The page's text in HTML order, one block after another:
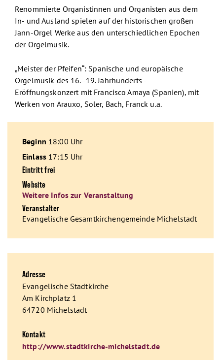
Renommierte Organistinnen und Organisten aus dem
In- und Ausland spielen auf der historischen großen
Jann-Orgel Werke aus den unterschiedlichen Epochen
der Orgelmusik.
„Meister der Pfeifen“: Spanische und europäische
Orgelmusik des 16.–19. Jahrhunderts -
Eröffnungskonzert mit Francisco Amaya (Spanien), mit
Werken von Arauxo, Soler, Bach, Franck u.a.
Beginn 18:00 Uhr
Einlass17:15 Uhr
Eintritt frei
Website
Weitere Infos zur Veranstaltung
Veranstalter
Evangelische Gesamtkirchengemeinde Michelstadt
Adresse
Evangelische Stadtkirche
Am Kirchplatz 1
64720 Michelstadt
Kontakt
http://www.stadtkirche-michelstadt.de